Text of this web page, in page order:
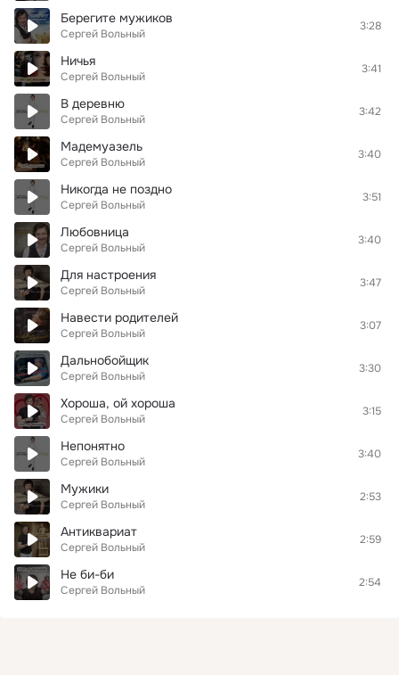
Берегите мужиков
Сергей Вольный
3:28
Ничья
Сергей Вольный
3:41
В деревню
Сергей Вольный
3:42
Мадемуазель
Сергей Вольный
3:40
Никогда не поздно
Сергей Вольный
3:51
Любовница
Сергей Вольный
3:40
Для настроения
Сергей Вольный
3:47
Навести родителей
Сергей Вольный
3:07
Дальнобойщик
Сергей Вольный
3:30
Хороша, ой хороша
Сергей Вольный
3:15
Непонятно
Сергей Вольный
3:40
Мужики
Сергей Вольный
2:53
Антиквариат
Сергей Вольный
2:59
Не би-би
Сергей Вольный
2:54